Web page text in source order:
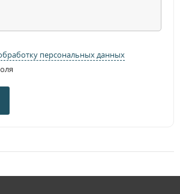
персональных данных